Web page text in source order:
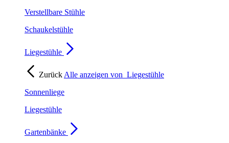
Verstellbare Stühle
Schaukelstühle
Liegestühle
Zurück Alle anzeigen von Liegestühle
Sonnenliege
Liegestühle
Gartenbänke